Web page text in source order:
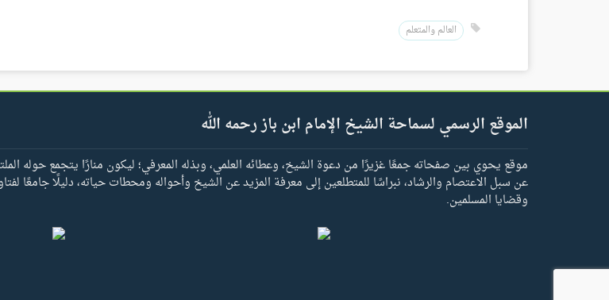
العالم والمتعلم
الموقع الرسمي لسماحة الشيخ الإمام ابن باز رحمه الله
موقع يحوي بين صفحاته جمعًا غزيرًا من دعوة الشيخ، وعطائه العلمي، وبذله المعرفي؛ ليكون منارًا يتجمع حوله
عن سبل الاعتصام والرشاد، نبراسًا للمتطلعين إلى معرفة المزيد عن الشيخ وأحواله ومحطات حياته، دليلًا جامعًا
وقضايا المسلمين.